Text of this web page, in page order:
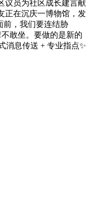
议员为社区成长建言献
正在沉庆一博物馆，发
前，我们要连结胁
敢坐。要做的是新的
消息传送 + 专业指点✨